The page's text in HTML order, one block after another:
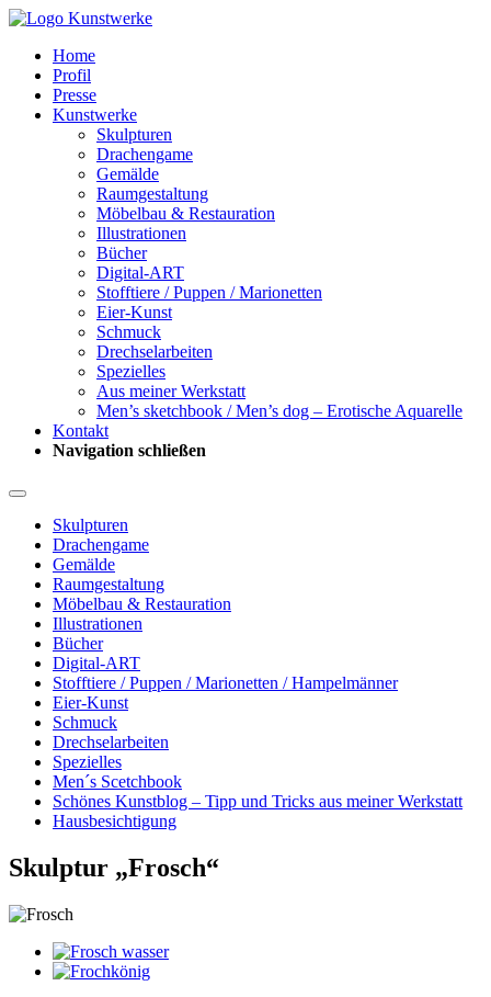
Home
Profil
Presse
Kunstwerke
Skulpturen
Drachengame
Gemälde
Raumgestaltung
Möbelbau & Restauration
Illustrationen
Bücher
Digital-ART
Stofftiere / Puppen / Marionetten
Eier-Kunst
Schmuck
Drechselarbeiten
Spezielles
Aus meiner Werkstatt
Men’s sketchbook / Men’s dog – Erotische Aquarelle
Kontakt
Navigation schließen
Skulpturen
Drachengame
Gemälde
Raumgestaltung
Möbelbau & Restauration
Illustrationen
Bücher
Digital-ART
Stofftiere / Puppen / Marionetten / Hampelmänner
Eier-Kunst
Schmuck
Drechselarbeiten
Spezielles
Men´s Scetchbook
Schönes Kunstblog – Tipp und Tricks aus meiner Werkstatt
Hausbesichtigung
Skulptur „Frosch“